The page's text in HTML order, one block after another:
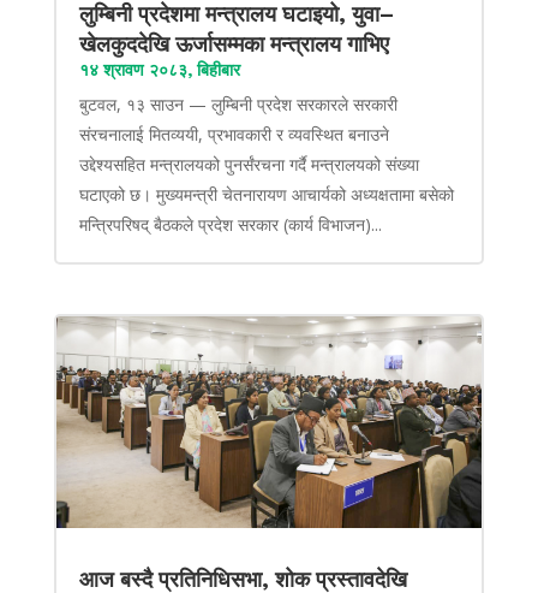
लुम्बिनी प्रदेशमा मन्त्रालय घटाइयो, युवा–
खेलकुददेखि ऊर्जासम्मका मन्त्रालय गाभिए
१४ श्रावण २०८३, बिहीबार
बुटवल, १३ साउन — लुम्बिनी प्रदेश सरकारले सरकारी
संरचनालाई मितव्ययी, प्रभावकारी र व्यवस्थित बनाउने
उद्देश्यसहित मन्त्रालयको पुनर्संरचना गर्दै मन्त्रालयको संख्या
घटाएको छ। मुख्यमन्त्री चेतनारायण आचार्यको अध्यक्षतामा बसेको
मन्त्रिपरिषद् बैठकले प्रदेश सरकार (कार्य विभाजन)...
आज बस्दै प्रतिनिधिसभा, शोक प्रस्तावदेखि